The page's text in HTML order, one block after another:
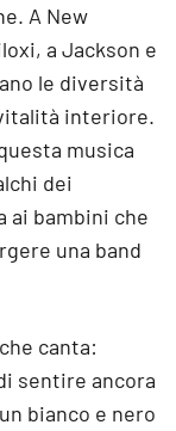
A New
a Jackson e
le diversità
interiore.
musica
dei
ai bambini che
una band
canta:
sentire ancora
bianco e nero